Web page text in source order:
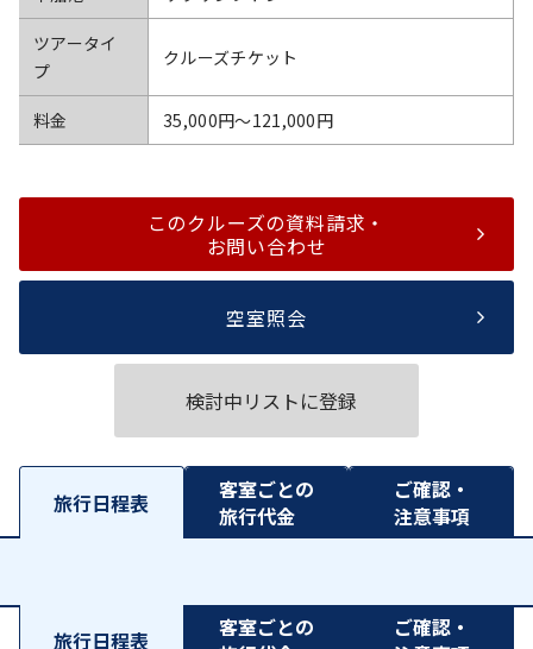
ツアータイ
プ
クルーズチケット
料金 35,000円〜121,000円
このクルーズの資料請求・
お問い合わせ
空室照会
検討中リストに登録
旅行日程表
客室ごとの
旅行代金
ご確認・
注意事項
旅行日程表
客室ごとの
ご確認・